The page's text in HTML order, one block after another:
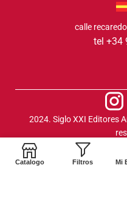
calle
tel +34
2024. Siglo XXI Editores
Catalogo Filtros